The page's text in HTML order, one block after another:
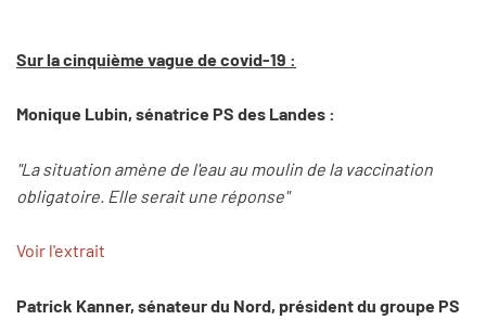
Sur la cinquième vague de covid-19 :
Monique Lubin, sénatrice PS des Landes :
"La situation amène de l'eau au moulin de la vaccination
obligatoire. Elle serait une réponse"
Voir l'extrait
Patrick Kanner, sénateur du Nord, président du groupe PS